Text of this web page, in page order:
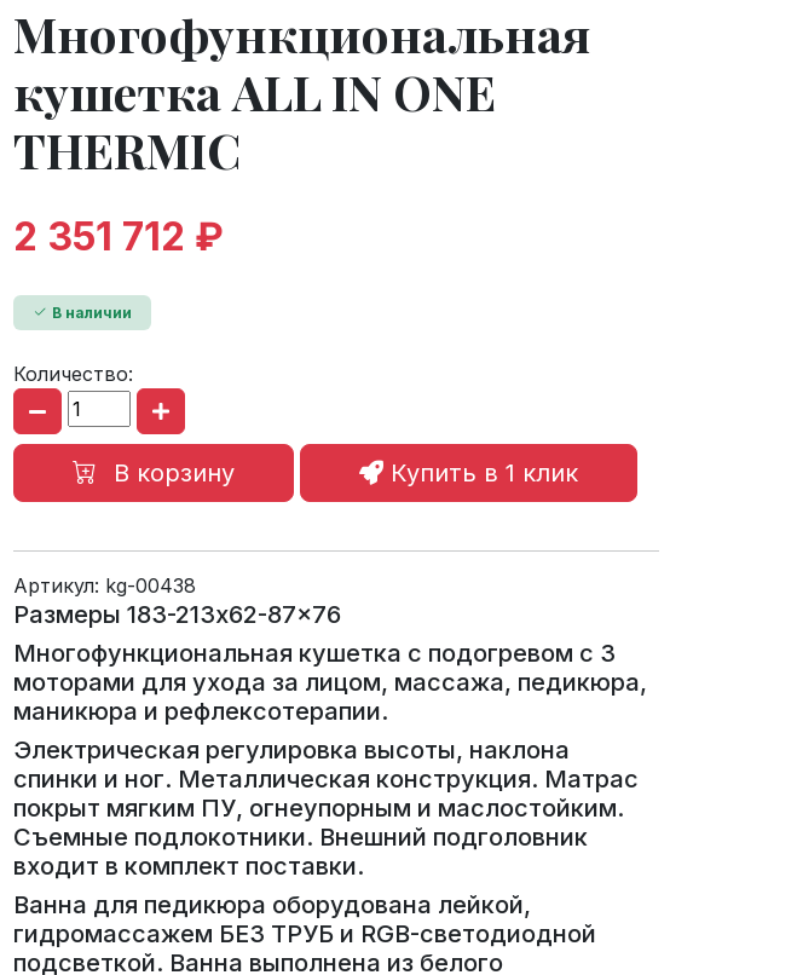
Многофункциональная
кушетка ALL IN ONE
THERMIC
2 351 712 ₽
В наличии
Количество:
В корзину Купить в 1 клик
Артикул: kg-00438
Размеры 183-213x62-87x76
Многофункциональная кушетка с подогревом с 3
моторами для ухода за лицом, массажа, педикюра,
маникюра и рефлексотерапии.
Электрическая регулировка высоты, наклона
спинки и ног. Металлическая конструкция. Матрас
покрыт мягким ПУ, огнеупорным и маслостойким.
Съемные подлокотники. Внешний подголовник
входит в комплект поставки.
Ванна для педикюра оборудована лейкой,
гидромассажем БЕЗ ТРУБ и RGB-светодиодной
подсветкой. Ванна выполнена из белого